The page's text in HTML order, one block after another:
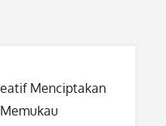
Menciptakan